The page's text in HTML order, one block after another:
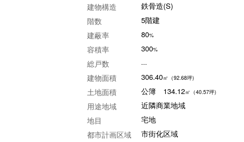
建物構造
鉄骨造(S)
階数
5階建
建蔽率
80%
容積率 300%
総戸数 ---
建物面積 306.40㎡ （92.68坪)
土地面積 公簿 134.12㎡ （40.57坪)
用途地域
近隣商業地域
地目
宅地
都市計画区域
市街化区域